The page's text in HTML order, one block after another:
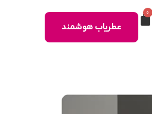
0
عطریاب هوشمند